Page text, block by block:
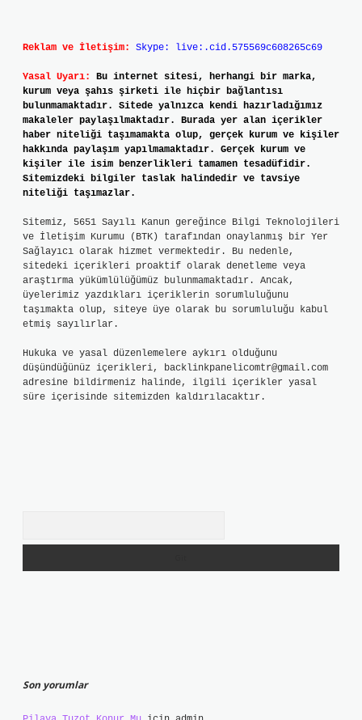
Reklam ve İletişim: Skype: live:.cid.575569c608265c69
Yasal Uyarı:
Bu internet sitesi, herhangi bir marka,
kurum veya şahıs şirketi ile hiçbir bağlantısı
bulunmamaktadır. Sitede yalnızca kendi hazırladığımız
makaleler paylaşılmaktadır. Burada yer alan içerikler
haber niteliği taşımamakta olup, gerçek kurum ve kişiler
hakkında paylaşım yapılmamaktadır. Gerçek kurum ve
kişiler ile isim benzerlikleri tamamen tesadüfidir.
Sitemizdeki bilgiler taslak halindedir ve tavsiye
niteliği taşımazlar.
Sitemiz, 5651 Sayılı Kanun gereğince Bilgi Teknolojileri
ve İletişim Kurumu (BTK) tarafından onaylanmış bir Yer
Sağlayıcı olarak hizmet vermektedir. Bu nedenle,
sitedeki içerikleri proaktif olarak denetleme veya
araştırma yükümlülüğümüz bulunmamaktadır. Ancak,
üyelerimiz yazdıkları içeriklerin sorumluluğunu
taşımakta olup, siteye üye olarak bu sorumluluğu kabul
etmiş sayılırlar.
Hukuka ve yasal düzenlemelere aykırı olduğunu
düşündüğünüz içerikleri, backlinkpanelicomtr@gmail.com
adresine bildirmeniz halinde, ilgili içerikler yasal
süre içerisinde sitemizden kaldırılacaktır.
Son yorumlar